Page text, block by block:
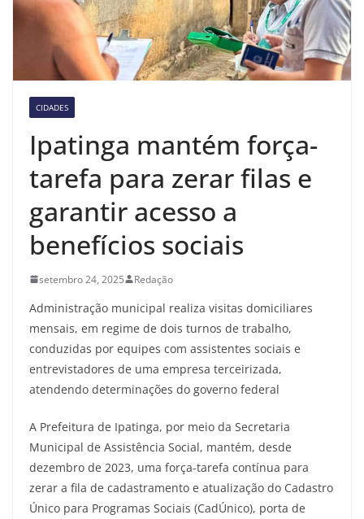
CIDADES
Ipatinga mantém força-
tarefa para zerar filas e
garantir acesso a
benefícios sociais
setembro 24, 2025 Redação
Administração municipal realiza visitas domiciliares
mensais, em regime de dois turnos de trabalho,
conduzidas por equipes com assistentes sociais e
entrevistadores de uma empresa terceirizada,
atendendo determinações do governo federal
A Prefeitura de Ipatinga, por meio da Secretaria
Municipal de Assistência Social, mantém, desde
dezembro de 2023, uma força-tarefa contínua para
zerar a fila de cadastramento e atualização do Cadastro
Único para Programas Sociais (CadÚnico), porta de